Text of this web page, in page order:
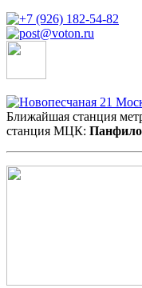
Ближайшая станция
станция МЦК: